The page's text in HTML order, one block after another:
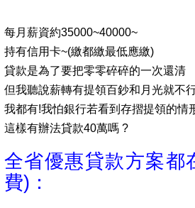
每月薪資約35000~40000~
持有信用卡~(繳都繳最低應繳)
貸款是為了要把零零碎碎的一次還清
但我聽說薪轉有提領百鈔和月光就不
我都有!我怕銀行若看到存摺提領的情
這樣有辦法貸款40萬嗎 ?
全省優惠貸款方案都
費) ：